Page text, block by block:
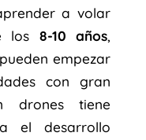
a volar
los 8-10 años,
empezar
con gran
drones tiene
el desarrollo